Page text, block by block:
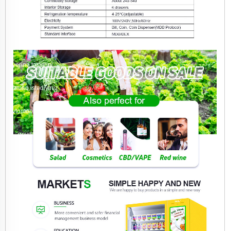
site." Qeyd: "
yerinə təsvirini
yazmaq istədiyiniz
avtomobilin adını
qeyd edin.